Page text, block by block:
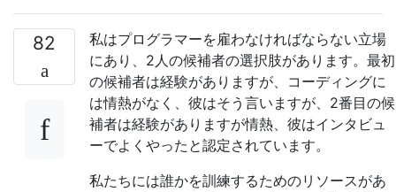
82
私はプログラマーを雇わなければならない立場
にあり、2人の候補者の選択肢があります。最初
の候補者は経験がありますが、コーディングに
は情熱がなく、彼はそう言いますが、2番目の候
補者は経験がありますが情熱、彼はインタビュ
ーでよくやったと認定されています。
私たちには誰かを訓練するためのリソースがあ